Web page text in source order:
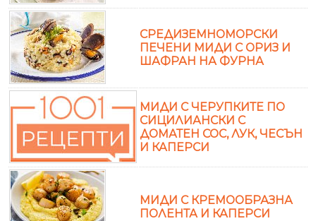
СРЕДИЗЕМНОМОРСКИ
ПЕЧЕНИ МИДИ С ОРИЗ И
ШАФРАН НА ФУРНА
МИДИ С ЧЕРУПКИТЕ ПО
СИЦИЛИАНСКИ С
ДОМАТЕН СОС, ЛУК, ЧЕСЪН
И КАПЕРСИ
МИДИ С КРЕМООБРАЗНА
ПОЛЕНТА И КАПЕРСИ